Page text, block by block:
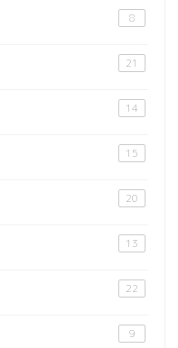
8
21
14
15
20
13
22
9